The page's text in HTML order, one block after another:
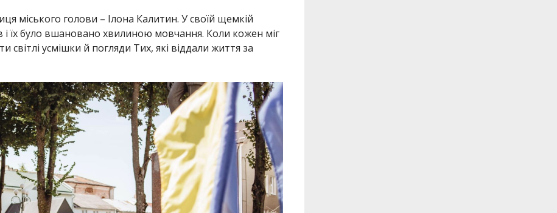
міського голови – Ілона Калитин. У своїй щемкій
і їх було вшановано хвилиною мовчання. Коли кожен міг
світлі усмішки й погляди Тих, які віддали життя за